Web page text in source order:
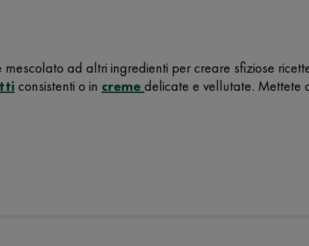
ad altri ingredienti per creare sfiziose
consistenti o in cremedelicate e vellutate. Mettete